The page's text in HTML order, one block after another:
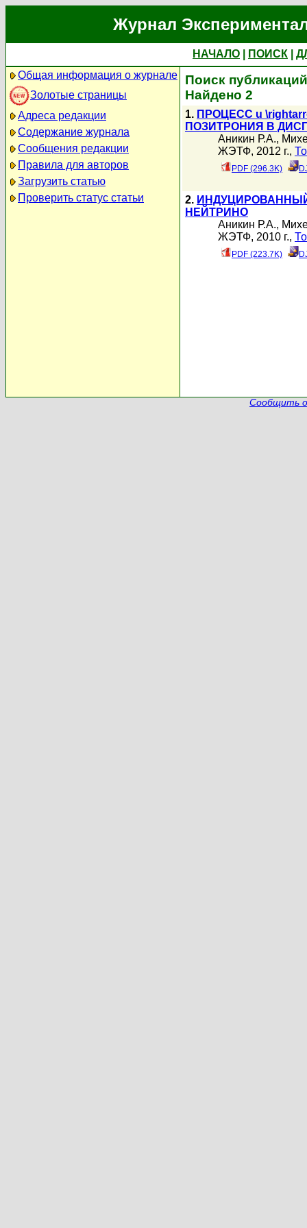
Журнал
НАЧАЛО ПОИСК
Общая информация о журнале
Золотые страницы
Адреса редакции
Содержание журнала
Сообщения редакции
Правила для авторов
Загрузить статью
Проверить статус статьи
Поиск
Найдено 2
1. ПРОЦЕСС u
ПОЗИТРОНИЯ В
Аникин Р.А.,
ЖЭТФ, 2012 г.,
PDF (296.3K)
2.
НЕЙТРИНО
Аникин Р.А.,
ЖЭТФ, 2010 г.,
PDF (223.7K)
Сообщить о